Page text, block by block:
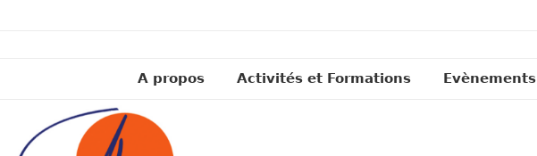
A propos Activités et Formations Evènements